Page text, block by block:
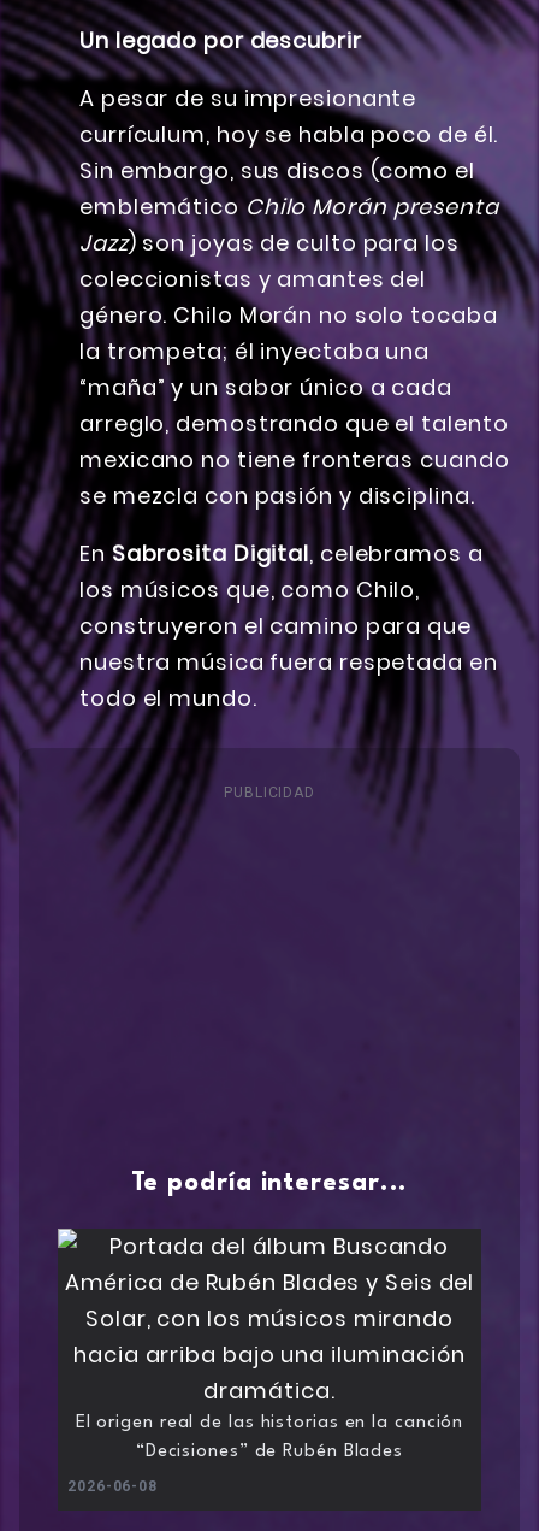
Un legado por descubrir
A pesar de su impresionante
currículum, hoy se habla poco de él.
Sin embargo, sus discos (como el
emblemáticoChilo Morán presenta
Jazz) son joyas de culto para los
coleccionistas y amantes del
género. Chilo Morán no solo tocaba
la trompeta; él inyectaba una
“maña” y un sabor único a cada
arreglo, demostrando que el talento
mexicano no tiene fronteras cuando
se mezcla con pasión y disciplina.
En Sabrosita Digital, celebramos a
los músicos que, como Chilo,
construyeron el camino para que
nuestra música fuera respetada en
todo el mundo.
PUBLICIDAD
Te podría interesar...
El origen real de las historias en la canción
“Decisiones” de Rubén Blades
2026-06-08